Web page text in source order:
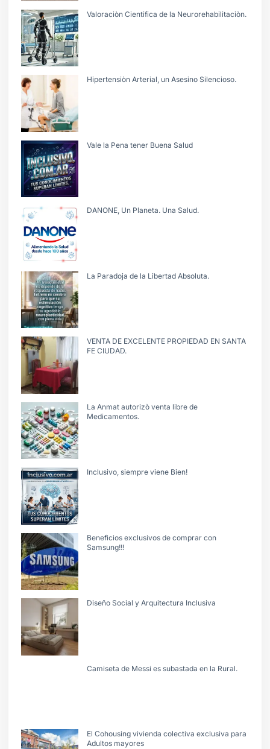
Valoraciòn Cientifica de la Neurorehabilitaciòn.
Hipertensiòn Arterial, un Asesino Silencioso.
Vale la Pena tener Buena Salud
DANONE, Un Planeta. Una Salud.
La Paradoja de la Libertad Absoluta.
VENTA DE EXCELENTE PROPIEDAD EN SANTA
FE CIUDAD.
La Anmat autorizò venta libre de
Medicamentos.
Inclusivo, siempre viene Bien!
Beneficios exclusivos de comprar con
Samsung!!!
Diseño Social y Arquitectura Inclusiva
Camiseta de Messi es subastada en la Rural.
El Cohousing vivienda colectiva exclusiva para
Adultos mayores